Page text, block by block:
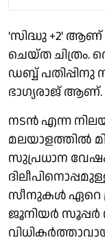
'സിദ്ധു +2' ആണ്
ചെയ്ത ചിത്രം.
ഡബ്ബ്
ഭാഗ്യരാജ് ആണ്.
നടൻ എന്ന
മലയാളത്തിൽ
സുപ്രധാന വേഷം
സീനുകൾ ഏറെ
ജൂനിയർ സൂപ്പർ